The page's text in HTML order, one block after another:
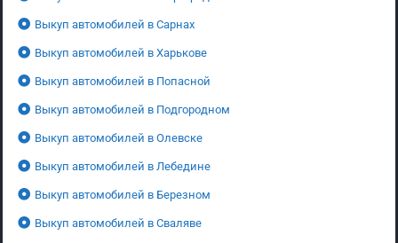
Выкуп автомобилей в Сарнах
Выкуп автомобилей в Харькове
Выкуп автомобилей в Попасной
Выкуп автомобилей в Подгородном
Выкуп автомобилей в Олевске
Выкуп автомобилей в Лебедине
Выкуп автомобилей в Березном
Выкуп автомобилей в Сваляве